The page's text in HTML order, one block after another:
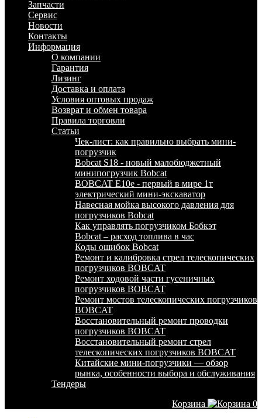
Запчасти
Сервис
Новости
Контакты
Информация
О компании
Гарантия
Лизинг
Доставка и оплата
Условия оптовых продаж
Возврат и обмен товара
Правила торговли
Статьи
Чек-лист: как правильно выбрать мини-
погрузчик
Bobcat S18 - новый малобюджетный
минипогрузчик Bobcat
BOBCAT E10e - первый в мире 1т
электрический мини-экскаватор
Навесная мойка высокого давления для
погрузчиков Bobcat
Как управлять погрузчиком Бобкэт
Bobcat – расход топлива в час
Коды ошибок Bobcat
Ремонт и калибровка стрел телескопических
погрузчиков BOBCAT
Ремонт ходовой части гусеничных
погрузчиков BOBCAT
Ремонт мостов телескопических погрузчиков
BOBCAT
Восстановительный ремонт проводки
погрузчиков BOBCAT
Восстановительный ремонт стрел
телескопических погрузчиков BOBCAT
Китайские мини-погрузчики — обзор
рынка, особенности выбора и обслуживания
Тендеры
Корзина
0